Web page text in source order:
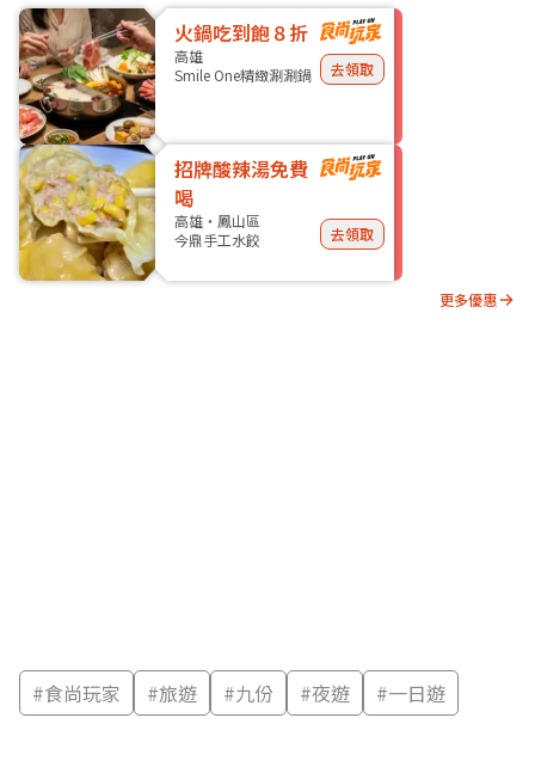
火鍋吃到飽８折
高雄
Smile One精緻涮涮鍋
去領取
招牌酸辣湯免費
喝
高雄・鳳山區
今鼎手工水餃
去領取
更多優惠
#食尚玩家 #旅遊 #九份 #夜遊 #一日遊